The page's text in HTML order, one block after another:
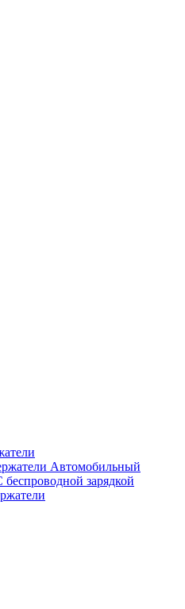
Автомобильный
зарядкой